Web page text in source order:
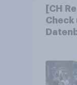
[CH
Check